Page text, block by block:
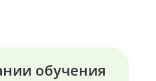
обучения